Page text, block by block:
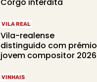
VILA REAL
Vila-realense
distinguido com prémio
jovem compositor 2026
VINHAIS